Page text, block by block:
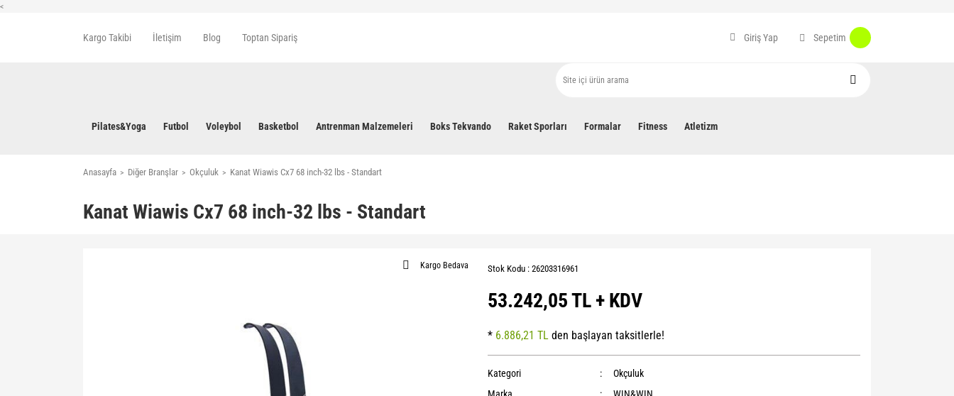
<
Kargo Takibi İletişim Blog Toptan Sipariş Giriş Yap Sepetim
Pilates&Yoga Futbol Voleybol Basketbol Antrenman Malzemeleri Boks Tekvando Raket Sporları Formalar Fitness Atletizm
Anasayfa Diğer Branşlar Okçuluk Kanat Wiawis Cx7 68 inch-32 lbs - Standart
Kanat Wiawis Cx7 68 inch-32 lbs - Standart
Kargo Bedava Stok Kodu : 26203316961
53.242,05 TL + KDV
* 6.886,21 TL den başlayan taksitlerle!
Kategori
Okçuluk